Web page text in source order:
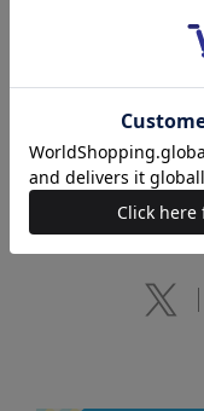
れるケープになってとっ
ィスでもプライベートで
※本誌掲載の情報は、
本誌発売後、仕様や価格
ご了承ください。また、
(C)